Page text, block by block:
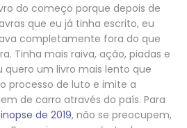
do começo porque depois de
que eu já tinha escrito, eu
completamente fora do que
Tinha mais raiva, ação, piadas e
quero um livro mais lento que
processo de luto e imite a
de carro através do país. Para
de 2019, não se preocupem,